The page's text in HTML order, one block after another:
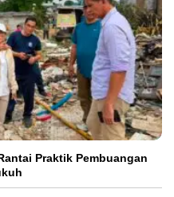
Praktik Pembuangan